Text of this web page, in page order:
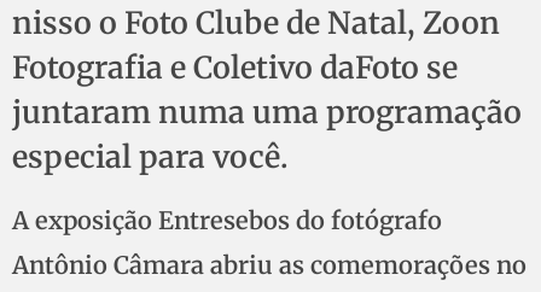
nisso o Foto Clube de Natal, Zoon
Fotografia e Coletivo daFoto se
juntaram numa uma programação
especial para você.
A exposição Entresebos do fotógrafo
Antônio Câmara abriu as comemorações no